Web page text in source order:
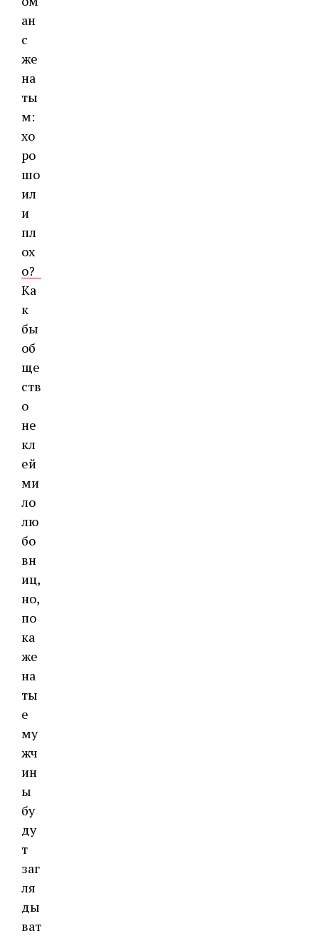
Ка
к
бы
об
ще
ств
о
не
кл
ей
ми
ло
лю
бо
вн
иц,
но,
по
ка
же
на
ты
е
му
жч
ин
ы
бу
ду
т
заг
ля
ды
ват